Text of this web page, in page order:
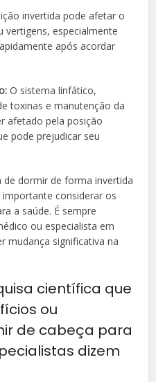
invertida pode afetar o
vertigens, especialmente
após acordar
O sistema linfático,
toxinas e manutenção da
afetado pela posição
pode prejudicar seu
dormir de forma invertida
considerar os
a saúde. É sempre
ou especialista em
mudança significativa na
científica que
ou
de cabeça para
dizem